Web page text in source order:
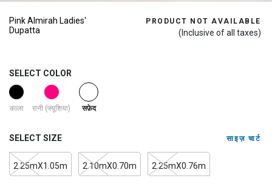
Pink Almirah Ladies'
Dupatta
PRODUCT NOT AVAILABLE
(Inclusive of all taxes)
SELECT COLOR
काला रानी (फ्यूशिया) selected
सफ़ेद
SELECT SIZE साइज़ चार्ट
2.25mX1.05m 2.10mX0.70m 2.25mX0.76m